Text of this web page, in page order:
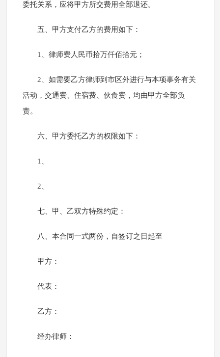
委托关系，应将甲方所交费用全部退还。
五、甲方支付乙方的费用如下：
1、律师费人民币拾万仟佰拾元；
2、如需要乙方律师到市区外进行与本项事务有关
活动，交通费、住宿费、伙食费，均由甲方全部负
责。
六、甲方委托乙方的权限如下：
1、
2、
七、甲、乙双方特殊约定：
八、本合同一式两份，自签订之日起至
甲方：
代表：
乙方：
经办律师：